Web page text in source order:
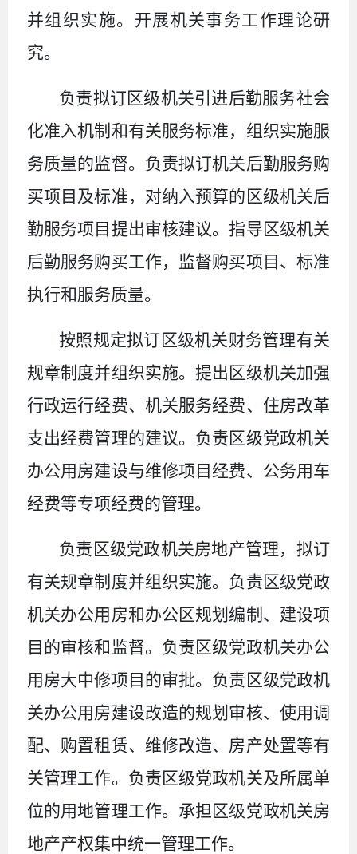
并组织实施。开展机关事务工作理论研
究。
负责拟订区级机关引进后勤服务社会
化准入机制和有关服务标准，组织实施服
务质量的监督。负责拟订机关后勤服务购
买项目及标准，对纳入预算的区级机关后
勤服务项目提出审核建议。指导区级机关
后勤服务购买工作，监督购买项目、标准
执行和服务质量。
按照规定拟订区级机关财务管理有关
规章制度并组织实施。提出区级机关加强
行政运行经费、机关服务经费、住房改革
支出经费管理的建议。负责区级党政机关
办公用房建设与维修项目经费、公务用车
经费等专项经费的管理。
负责区级党政机关房地产管理，拟订
有关规章制度并组织实施。负责区级党政
机关办公用房和办公区规划编制、建设项
目的审核和监督。负责区级党政机关办公
用房大中修项目的审批。负责区级党政机
关办公用房建设改造的规划审核、使用调
配、购置租赁、维修改造、房产处置等有
关管理工作。负责区级党政机关及所属单
位的用地管理工作。承担区级党政机关房
地产产权集中统一管理工作。